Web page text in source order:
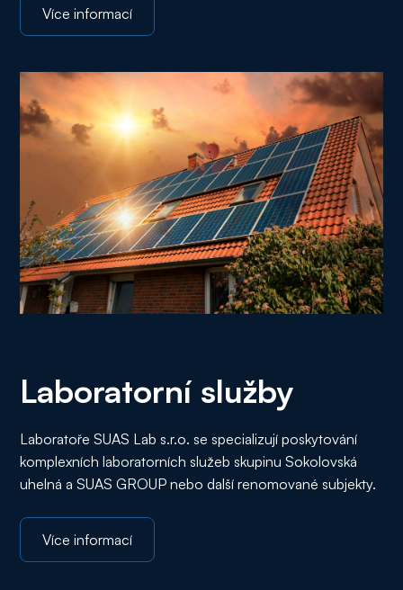
Více informací
Laboratorní služby
Laboratoře SUAS Lab s.r.o. se specializují poskytování
komplexních laboratorních služeb skupinu Sokolovská
uhelná a SUAS GROUP nebo další renomované subjekty.
Více informací